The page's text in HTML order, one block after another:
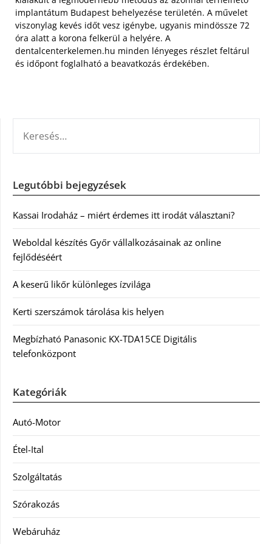
implantátum Budapest behelyezése területén. A művelet
viszonylag kevés időt vesz igénybe, ugyanis mindössze 72
óra alatt a korona felkerül a helyére. A
dentalcenterkelemen.hu minden lényeges részlet feltárul
és időpont foglalható a beavatkozás érdekében.
Legutóbbi bejegyzések
Kassai Irodaház – miért érdemes itt irodát választani?
Weboldal készítés Győr vállalkozásainak az online
fejlődéséért
A keserű likőr különleges ízvilága
Kerti szerszámok tárolása kis helyen
Megbízható Panasonic KX-TDA15CE Digitális
telefonközpont
Kategóriák
Autó-Motor
Étel-Ital
Szolgáltatás
Szórakozás
Webáruház